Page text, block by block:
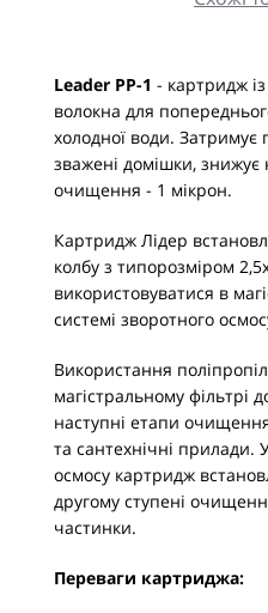
Leader PP-1 - картридж
волокна для
холодної води. Затримує
зважені домішки, знижує
очищення - 1 мікрон.
Картридж Лідер
колбу з типорозміром
використовуватися в
системі зворотного
Використання
магістральному фільтрі
наступні етапи
та сантехнічні прилади.
осмосу картридж
другому ступені
частинки.
Переваги картриджа: